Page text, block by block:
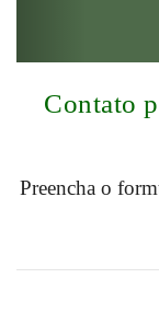
Contato
Preencha o